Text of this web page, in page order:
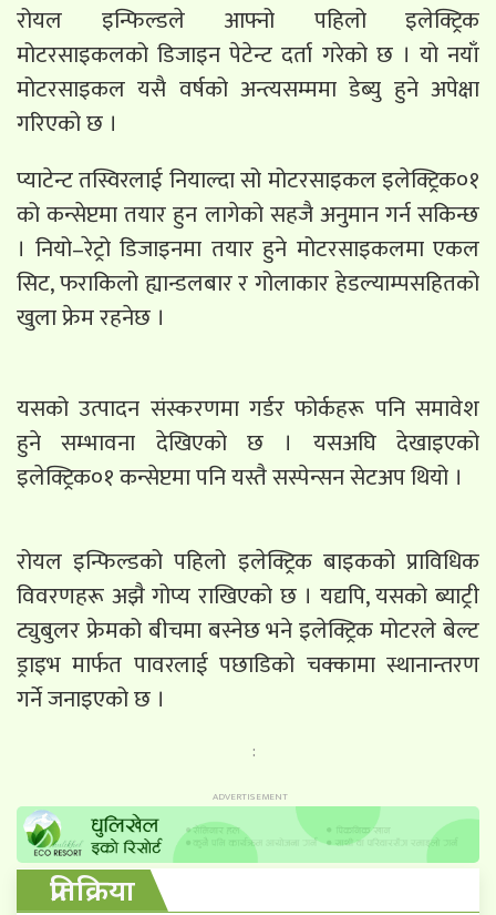
रोयल इन्फिल्डले आफ्नो पहिलो इलेक्ट्रिक
मोटरसाइकलको डिजाइन पेटेन्ट दर्ता गरेको छ । यो नयाँ
मोटरसाइकल यसै वर्षको अन्त्यसम्ममा डेब्यु हुने अपेक्षा
गरिएको छ ।
प्याटेन्ट तस्विरलाई नियाल्दा सो मोटरसाइकल इलेक्ट्रिक०१
को कन्सेप्टमा तयार हुन लागेको सहजै अनुमान गर्न सकिन्छ
। नियो–रेट्रो डिजाइनमा तयार हुने मोटरसाइकलमा एकल
सिट, फराकिलो ह्यान्डलबार र गोलाकार हेडल्याम्पसहितको
खुला फ्रेम रहनेछ ।
यसको उत्पादन संस्करणमा गर्डर फोर्कहरू पनि समावेश
हुने सम्भावना देखिएको छ । यसअघि देखाइएको
इलेक्ट्रिक०१ कन्सेप्टमा पनि यस्तै सस्पेन्सन सेटअप थियो ।
रोयल इन्फिल्डको पहिलो इलेक्ट्रिक बाइकको प्राविधिक
विवरणहरू अझै गोप्य राखिएको छ । यद्यपि, यसको ब्याट्री
ट्युबुलर फ्रेमको बीचमा बस्नेछ भने इलेक्ट्रिक मोटरले बेल्ट
ड्राइभ मार्फत पावरलाई पछाडिको चक्कामा स्थानान्तरण
गर्ने जनाइएको छ ।
:
प्रतिक्रिया